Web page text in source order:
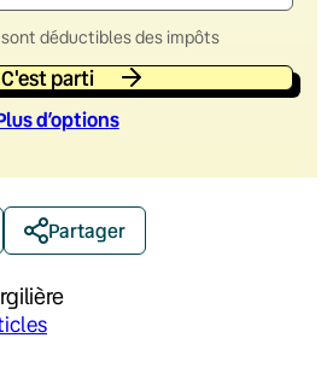
sont déductibles des impôts
C'est parti
d’options
Partager